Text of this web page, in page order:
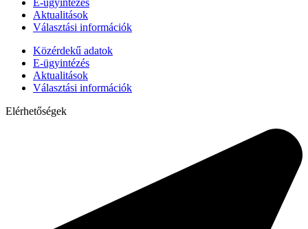
E-ügyintézés
Aktualitások
Választási információk
Közérdekű adatok
E-ügyintézés
Aktualitások
Választási információk
Elérhetőségek